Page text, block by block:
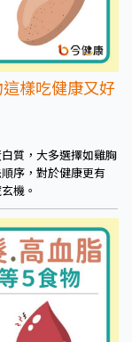
樣吃健康又好
質，大多選擇如雞胸
序，對於健康更有
機。